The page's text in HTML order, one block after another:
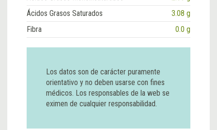
Ácidos Grasos Saturados
3.08 g
Fibra
0.0 g
Los datos son de carácter puramente
orientativo y no deben usarse con fines
médicos. Los responsables de la web se
eximen de cualquier responsabilidad.